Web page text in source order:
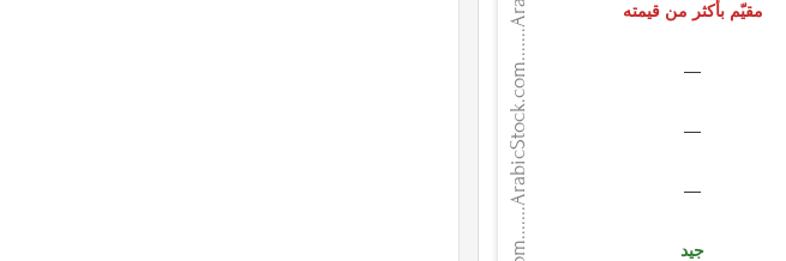
مقيّم بأكثر من قيمته
—
—
—
جيد